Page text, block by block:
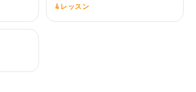
4レッスン